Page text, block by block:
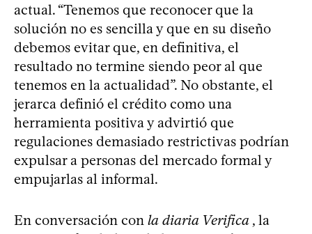
actual. “Tenemos que reconocer que la
solución no es sencilla y que en su diseño
debemos evitar que, en definitiva, el
resultado no termine siendo peor al que
tenemos en la actualidad”. No obstante, el
jerarca definió el crédito como una
herramienta positiva y advirtió que
regulaciones demasiado restrictivas podrían
expulsar a personas del mercado formal y
empujarlas al informal.
En conversación con la diaria Verifica , la